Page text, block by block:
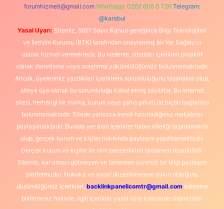
forumhizmeti@gmail.com Whatsapp: 0262 606 0 726 Telegram:
@karabul
Yasal Uyarı: Sitemiz, 5651 Sayılı Kanun gereğince Bilgi Teknolojileri
ve İletişim Kurumu (BTK) tarafından onaylanmış bir Yer Sağlayıcı
olarak hizmet vermektedir. Bu nedenle, sitedeki içerikleri proaktif
olarak denetleme veya araştırma yükümlülüğümüz bulunmamaktadır.
Ancak, üyelerimiz yazdıkları içeriklerin sorumluluğunu taşımakta olup,
siteye üye olarak bu sorumluluğu kabul etmiş sayılırlar. Bu internet
sitesi, herhangi bir marka, kurum veya şahıs şirketi ile hiçbir bağlantısı
bulunmamaktadır. Sitede yalnızca kendi hazırladığımız makaleler
paylaşılmaktadır. Burada yer alan içerikler haber niteliği taşımamakta
olup, gerçek kurum ve kişiler hakkında paylaşım yapılmamaktadır.
Gerçek kurum ve kişiler ile isim benzerlikleri tamamen tesadüfidir.
Sitemiz, kar amacı gütmeyen ve tamamen ücretsiz bir bilgi paylaşım
platformudur. Hukuka ve yasal düzenlemelere aykırı olduğunu
düşündüğünüz içerikleri, backlinkpanelicomtr@gmail.comadresine
bildirmeniz halinde, ilgili içerikler yasal süre içerisinde sitemizden